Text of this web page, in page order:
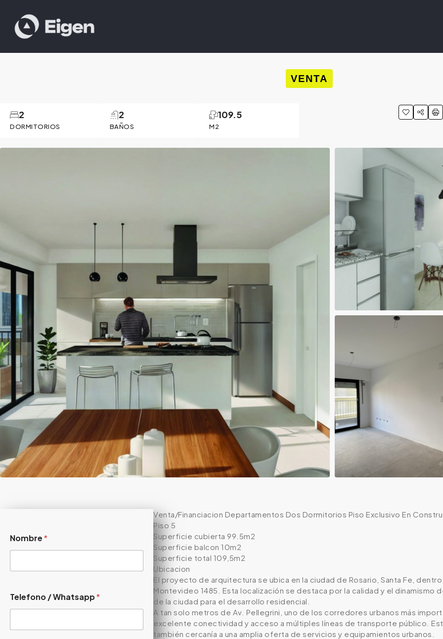
VENTA
DORMITORIOS
2
BAÑOS
2
M2
109.5
Nombre*
Telefono / Whatsapp*
Venta/Financiacion Departamentos Dos Dormitorios Piso Exclusivo En
Piso 5
Superficie cubierta 99.5m2
Superficie balcon 10m2
Superficie total 109,5m2
Ubicacion
El proyecto de arquitectura se ubica en la ciudad de Rosario, Santa Fe,
Montevideo 1485. Esta localización se destaca por la calidad y el dinamismo
de la ciudad para el desarrollo residencial.
A tan solo metros de Av. Pellegrini, uno de los corredores urbanos más
excelente conectividad y acceso a múltiples líneas de transporte público.
también cercanía a una amplia oferta de servicios y equipamientos urbanos.